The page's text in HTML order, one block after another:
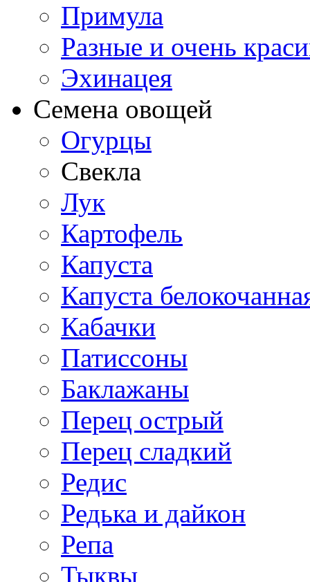
Примула
Разные и очень
Эхинацея
Семена овощей
Огурцы
Свекла
Лук
Картофель
Капуста
Капуста
Кабачки
Патиссоны
Баклажаны
Перец острый
Перец сладкий
Редис
Редька и дайкон
Репа
Тыквы